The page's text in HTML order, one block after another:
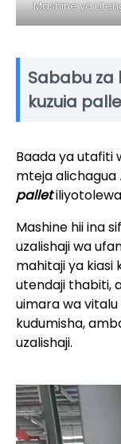
Mashine ya
Sababu
kuzuia
Baada ya utafiti
mteja alichagua
pallet
Mashine hii ina
uzalishaji wa
mahitaji ya kiasi
utendaji thabiti,
uimara wa
kudumisha,
uzalishaji.